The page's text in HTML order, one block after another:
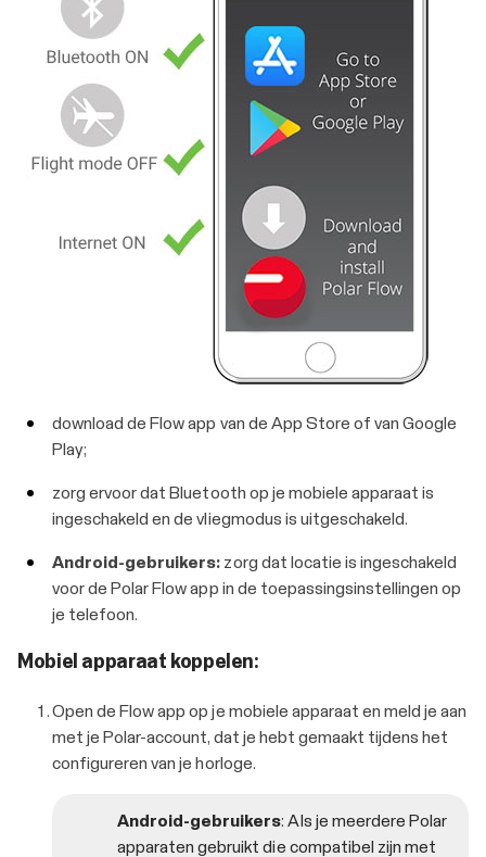
download de Flow app van de App Store of van Google
Play;
zorg ervoor dat Bluetooth op je mobiele apparaat is
ingeschakeld en de vliegmodus is uitgeschakeld.
Android-gebruikers: zorg dat locatie is ingeschakeld
voor de Polar Flow app in de toepassingsinstellingen op
je telefoon.
Mobiel apparaat koppelen:
Open de Flow app op je mobiele apparaat en meld je aan
met je Polar-account, dat je hebt gemaakt tijdens het
configureren van je horloge.
Android-gebruikers: Als je meerdere Polar
apparaten gebruikt die compatibel zijn met